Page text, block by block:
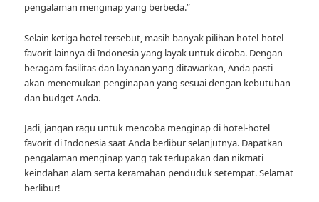
pengalaman menginap yang berbeda.”
Selain ketiga hotel tersebut, masih banyak pilihan hotel-hotel
favorit lainnya di Indonesia yang layak untuk dicoba. Dengan
beragam fasilitas dan layanan yang ditawarkan, Anda pasti
akan menemukan penginapan yang sesuai dengan kebutuhan
dan budget Anda.
Jadi, jangan ragu untuk mencoba menginap di hotel-hotel
favorit di Indonesia saat Anda berlibur selanjutnya. Dapatkan
pengalaman menginap yang tak terlupakan dan nikmati
keindahan alam serta keramahan penduduk setempat. Selamat
berlibur!